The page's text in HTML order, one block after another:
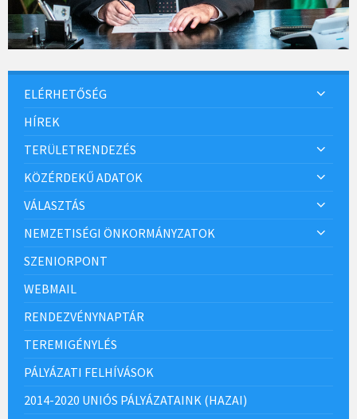
ELÉRHETŐSÉG
HÍREK
TERÜLETRENDEZÉS
KÖZÉRDEKŰ ADATOK
VÁLASZTÁS
NEMZETISÉGI ÖNKORMÁNYZATOK
SZENIORPONT
WEBMAIL
RENDEZVÉNYNAPTÁR
TEREMIGÉNYLÉS
PÁLYÁZATI FELHÍVÁSOK
2014-2020 UNIÓS PÁLYÁZATAINK (HAZAI)